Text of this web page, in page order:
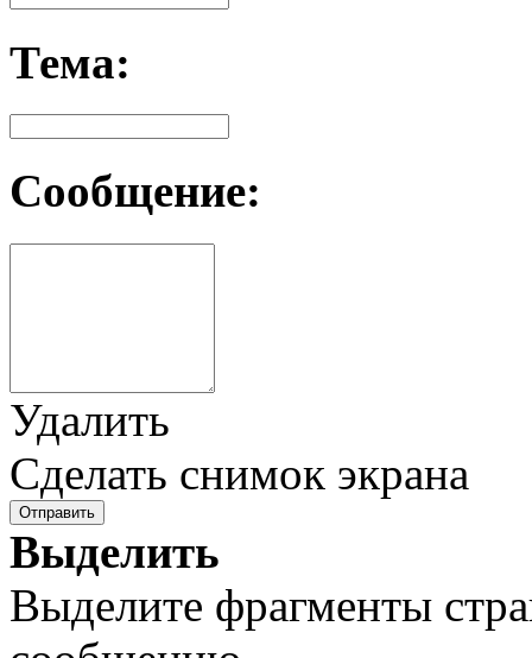
Тема:
Сообщение:
Удалить
Сделать снимок экрана
Отправить
Выделить
Выделите фрагменты